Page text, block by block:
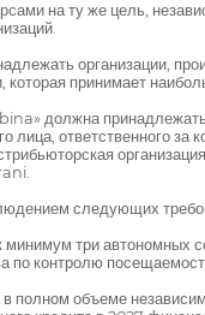
на ту же цель,
организации,
которая принимает
должна
ответственного за
следующих
три автономных
контролю
объеме